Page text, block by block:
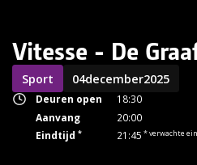
Vitesse - De
Sport 04december2025
Deuren open
18:30
Aanvang
20:00
Eindtijd* 21:45 * verwachte